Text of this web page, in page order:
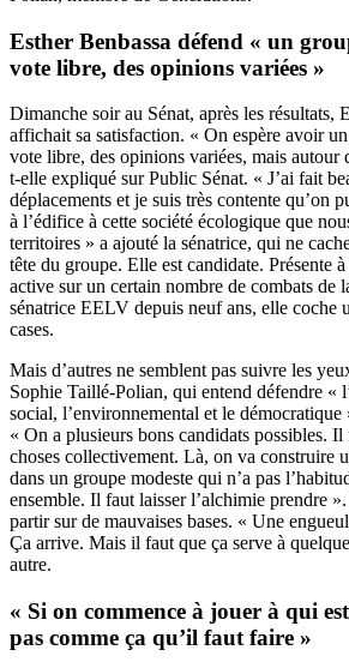
Esther Benbassa défend « un
vote libre, des opinions variées »
Dimanche soir au Sénat, après les résultats,
affichait sa satisfaction. « On espère avoir
vote libre, des opinions variées, mais autour
t-elle expliqué sur Public Sénat. « J’ai fait
déplacements et je suis très contente qu’on
à l’édifice à cette société écologique que
territoires » a ajouté la sénatrice, qui ne
tête du groupe. Elle est candidate. Présente
active sur un certain nombre de combats de
sénatrice EELV depuis neuf ans, elle coche
cases.
Mais d’autres ne semblent pas suivre les
Sophie Taillé-Polian, qui entend défendre «
social, l’environnemental et le démocratique
« On a plusieurs bons candidats possibles.
choses collectivement. Là, on va construire
dans un groupe modeste qui n’a pas
ensemble. Il faut laisser l’alchimie prendre
partir sur de mauvaises bases. « Une
Ça arrive. Mais il faut que ça serve à
autre.
« Si on commence à jouer à qui
pas comme ça qu’il faut faire »